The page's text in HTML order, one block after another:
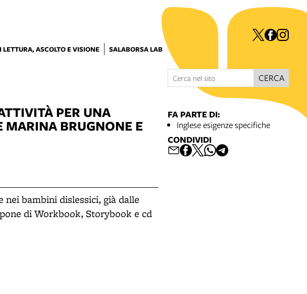
LETTURA, ASCOLTO E VISIONE SALABORSA LAB
CERCA
PER UNA
MARINA BRUGNONE E
bambini dislessici, già dalle
di Workbook, Storybook e cd
FA PARTE DI:
Inglese esigenze specifiche
CONDIVIDI